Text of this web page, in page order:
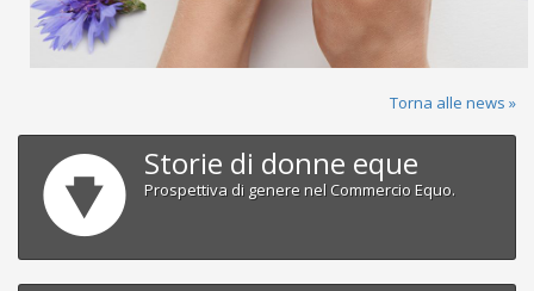
Torna alle news »
Storie di donne eque
Prospettiva di genere nel Commercio Equo.